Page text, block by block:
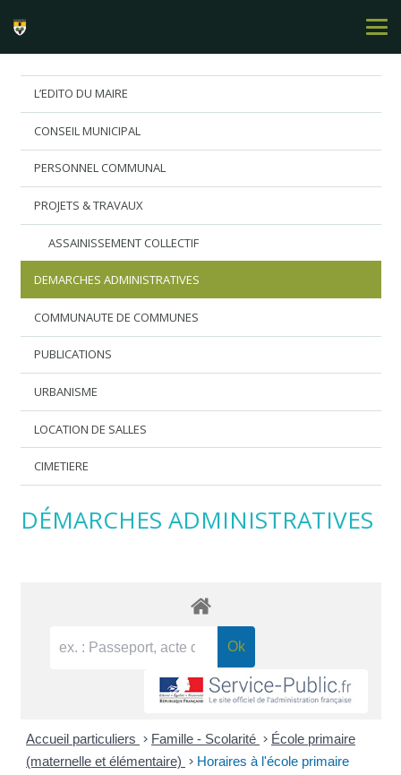
L’EDITO DU MAIRE
CONSEIL MUNICIPAL
PERSONNEL COMMUNAL
PROJETS & TRAVAUX
ASSAINISSEMENT COLLECTIF
DEMARCHES ADMINISTRATIVES
COMMUNAUTE DE COMMUNES
PUBLICATIONS
URBANISME
LOCATION DE SALLES
CIMETIERE
DÉMARCHES ADMINISTRATIVES
Accueil particuliers > Famille - Scolarité > École primaire
(maternelle et élémentaire) > Horaires à l'école primaire